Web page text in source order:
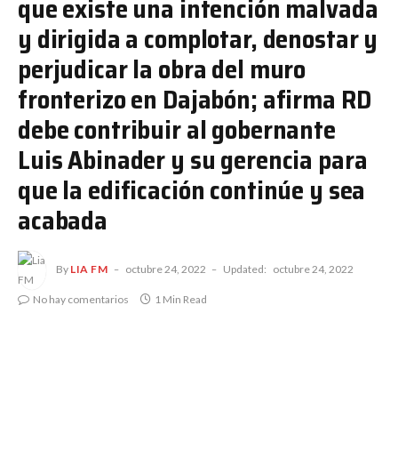
que existe una intención malvada
y dirigida a complotar, denostar y
perjudicar la obra del muro
fronterizo en Dajabón; afirma RD
debe contribuir al gobernante
Luis Abinader y su gerencia para
que la edificación continúe y sea
acabada
By LIA FM octubre 24, 2022 Updated: octubre 24, 2022
No hay comentarios 1 Min Read